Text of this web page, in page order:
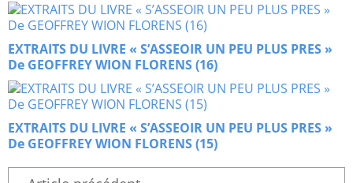
EXTRAITS DU LIVRE « S’ASSEOIR UN PEU PLUS PRES »
De GEOFFREY WION FLORENS (16)
EXTRAITS DU LIVRE « S’ASSEOIR UN PEU PLUS PRES »
De GEOFFREY WION FLORENS (15)